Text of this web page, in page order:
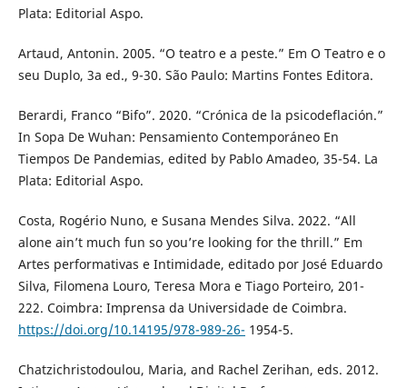
Plata: Editorial Aspo.
Artaud, Antonin. 2005. “O teatro e a peste.” Em O Teatro e o
seu Duplo, 3a ed., 9-30. São Paulo: Martins Fontes Editora.
Berardi, Franco “Bifo”. 2020. “Crónica de la psicodeflación.”
In Sopa De Wuhan: Pensamiento Contemporáneo En
Tiempos De Pandemias, edited by Pablo Amadeo, 35-54. La
Plata: Editorial Aspo.
Costa, Rogério Nuno, e Susana Mendes Silva. 2022. “All
alone ain’t much fun so you’re looking for the thrill.” Em
Artes performativas e Intimidade, editado por José Eduardo
Silva, Filomena Louro, Teresa Mora e Tiago Porteiro, 201-
222. Coimbra: Imprensa da Universidade de Coimbra.
https://doi.org/10.14195/978-989-26- 1954-5.
Chatzichristodoulou, Maria, and Rachel Zerihan, eds. 2012.